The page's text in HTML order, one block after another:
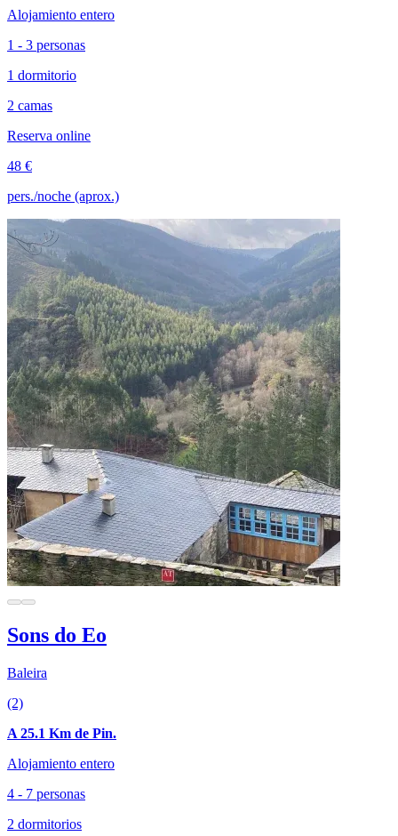
Alojamiento entero
1 - 3 personas
1 dormitorio
2 camas
Reserva online
48 €
pers./noche (aprox.)
Sons do Eo
Baleira
(2)
A 25.1 Km de Pin.
Alojamiento entero
4 - 7 personas
2 dormitorios